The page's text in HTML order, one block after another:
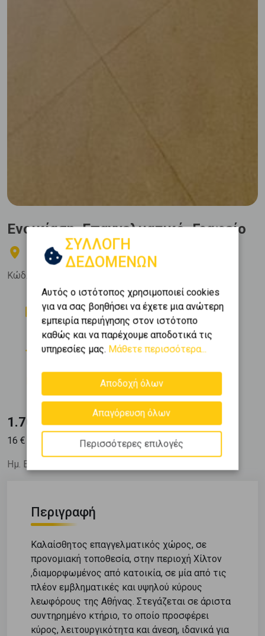
Ενοικίαση, Επαγγελματικό, Γραφείο
Ιλίσια - Hilton
Κώδ. Ακινήτου:
Δωμάτια
3
Μπάνια
1
Όροφος
2 (2ος)
Εμβαδόν
108 m2
Κατασκευή
1.700 €
16 € / m
Ημ. Ενημέρωσης: 14/07/26
Περιγραφή
Καλαίσθητος επαγγελματικός χώρος, σε
προνομιακή τοποθεσία, στην περιοχή Χίλτον
,διαμορφωμένος από κατοικία, σε μία από τις
πλέον εμβληματικές και υψηλού κύρους
λεωφόρους της Αθήνας. Στεγάζεται σε άριστα
συντηρημένο κτήριο, το οποίο προσφέρει
κύρος, λειτουργικότητα και άνεση, ιδανικά για
ΣΥΛΛΟΓΗ
ΔΕΔΟΜΕΝΩΝ
Αυτός ο ιστότοπος χρησιμοποιεί cookies
για να σας βοηθήσει να έχετε μια ανώτερη
εμπειρία περιήγησης στον ιστότοπο
καθώς και να παρέχουμε αποδοτικά τις
υπηρεσίες μας. Μάθετε περισσότερα...
Αποδοχή όλων
Απαγόρευση όλων
Περισσότερες επιλογές